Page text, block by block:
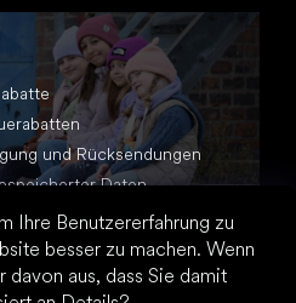
Ihre Benutzererfahrung zu
besser zu machen. Wenn
aus, dass Sie damit
und Rücksendungen
Daten